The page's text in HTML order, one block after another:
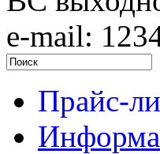
e-mail:
Прайс-